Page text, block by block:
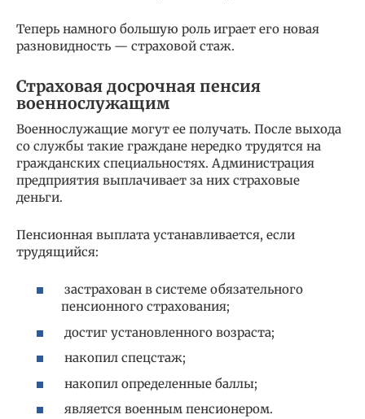
Теперь намного большую роль играет его новая
разновидность — страховой стаж.
Страховая досрочная пенсия
военнослужащим
Военнослужащие могут ее получать. После выхода
со службы такие граждане нередко трудятся на
гражданских специальностях. Администрация
предприятия выплачивает за них страховые
деньги.
Пенсионная выплата устанавливается, если
трудящийся:
застрахован в системе обязательного
пенсионного страхования;
достиг установленного возраста;
накопил спецстаж;
накопил определенные баллы;
является военным пенсионером.